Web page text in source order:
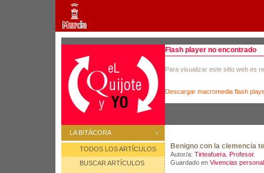
Flash player no encontrado
Para visualizar este sitio web es
Descargar macromedia flash
LA BITÁCORA
TODOS LOS ARTÍCULOS
BUSCAR ARTÍCULOS
Benigno con la clemencia
Autor/a: Tirteafuera. Profesor.
Guardado en Vivencias